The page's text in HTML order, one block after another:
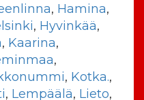
, Hamina,
, Hyvinkää,
, Kaarina,
,
, Kotka.,
, Lempäälä, Lieto,